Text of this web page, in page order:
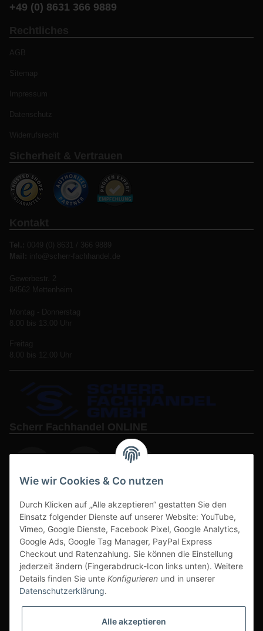
+49 (0) 8631 366 9889
www.s3-arbeitsschuhe-sicherheitsschuhe.de
www-alu-transportboxen-auffahrrampen.de
Sichere Zahlarten & Versand
Wie wir Cookies & Co nutzen
Durch Klicken auf „Alle akzeptieren“ gestatten Sie den
Einsatz folgender Dienste auf unserer Website: YouTube,
Vimeo, Google Dienste, Facebook Pixel, Google Analytics,
Google Ads, Google Tag Manager, PayPal Express
Checkout und Ratenzahlung. Sie können die Einstellung
jederzeit ändern (Fingerabdruck-Icon links unten). Weitere
Details finden Sie unte Konfigurieren und in unserer
Datenschutzerklärung.
Alle akzeptieren